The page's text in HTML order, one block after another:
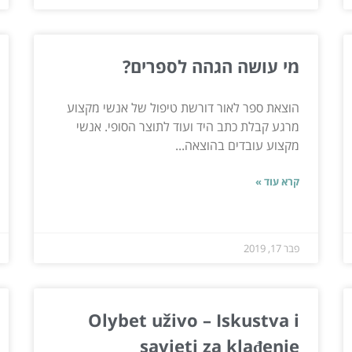
מי עושה הגהה לספרים?
הוצאת ספר לאור דורשת טיפול של אנשי מקצוע
מרגע קבלת כתב היד ועוד לתוצר הסופי. אנשי
מקצוע עובדים בהוצאה...
קרא עוד »
פבר 17, 2019
Olybet uživo – Iskustva i
savjeti za klađenje